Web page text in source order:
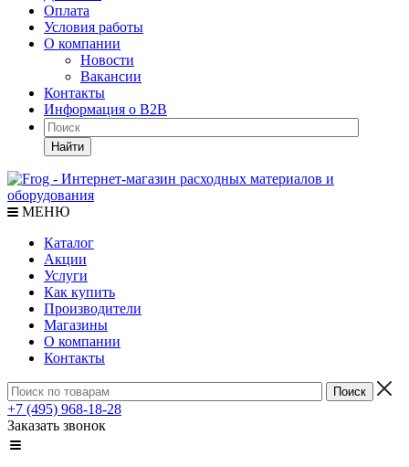
Оплата
Условия работы
О компании
Новости
Вакансии
Контакты
Информация о B2B
Найти
МЕНЮ
Каталог
Акции
Услуги
Как купить
Производители
Магазины
О компании
Контакты
+7 (495) 968-18-28
Заказать звонок